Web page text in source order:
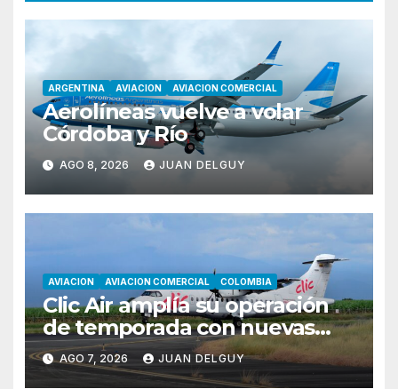
ARGENTINA AVIACION AVIACION COMERCIAL
Aerolíneas vuelve a volar
Córdoba y Río
AGO 8, 2026 JUAN DELGUY
AVIACION AVIACION COMERCIAL COLOMBIA
Clic Air amplía su operación
de temporada con nuevas
rutas hacia Cartagena y Tolú
AGO 7, 2026 JUAN DELGUY